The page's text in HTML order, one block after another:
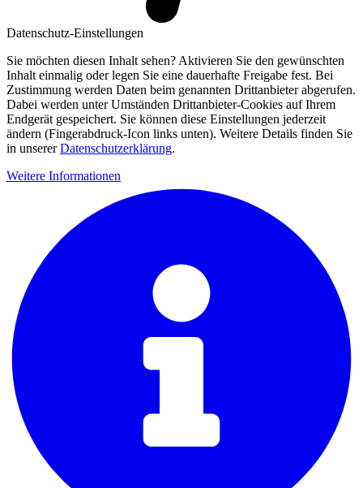
Datenschutz-Einstellungen
Sie möchten diesen Inhalt sehen? Aktivieren Sie den gewünschten
Inhalt einmalig oder legen Sie eine dauerhafte Freigabe fest. Bei
Zustimmung werden Daten beim genannten Drittanbieter abgerufen.
Dabei werden unter Umständen Drittanbieter-Cookies auf Ihrem
Endgerät gespeichert. Sie können diese Einstellungen jederzeit
ändern (Fingerabdruck-Icon links unten). Weitere Details finden Sie
in unsererDatenschutzerklärung.
Weitere Informationen